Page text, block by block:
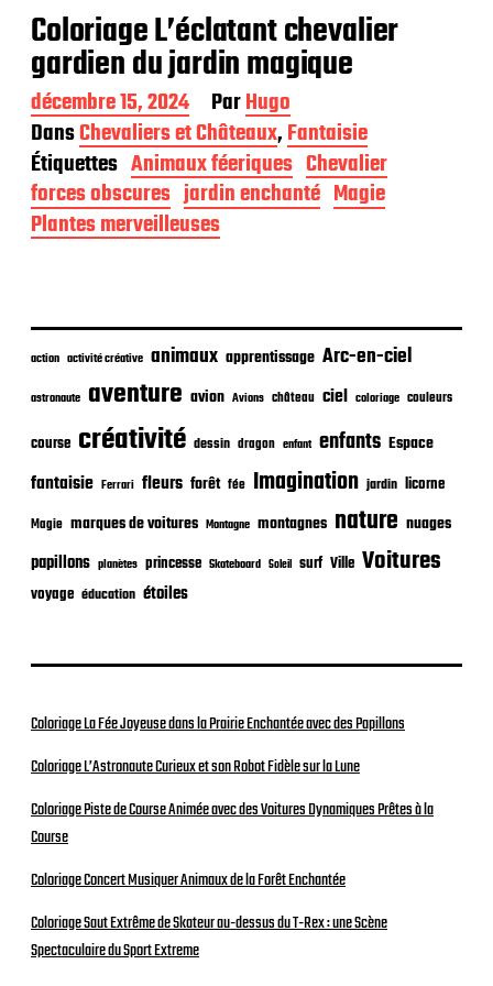
Coloriage L’éclatant chevalier
gardien du jardin magique
D
a
t
e
d
e
p
i
a
t
i
o
n
décembre 15, 2024 ParHugo
DansChevaliers et Châteaux,Fantaisie
Étiquettes Animaux féeriques Chevalier
forces obscures jardin enchanté Magie
Plantes merveilleuses
action activité créative animaux apprentissage Arc-en-ciel
astronaute aventure avion Avions château ciel coloriage couleurs
course créativité dessin dragon enfant enfants Espace
fantaisie Ferrari fleurs forêt fée Imagination jardin licorne
Magie marques de voitures Montagne montagnes nature nuages
papillons planètes princesse Skateboard Soleil surf Ville Voitures
voyage éducation étoiles
Coloriage La Fée Joyeuse dans la Prairie Enchantée avec des Papillons
Coloriage L’Astronaute Curieux et son Robot Fidèle sur la Lune
Coloriage Piste de Course Animée avec des Voitures Dynamiques Prêtes à la
Course
Coloriage Concert Musiquer Animaux de la Forêt Enchantée
Coloriage Saut Extrême de Skateur au-dessus du T-Rex : une Scène
Spectaculaire du Sport Extreme